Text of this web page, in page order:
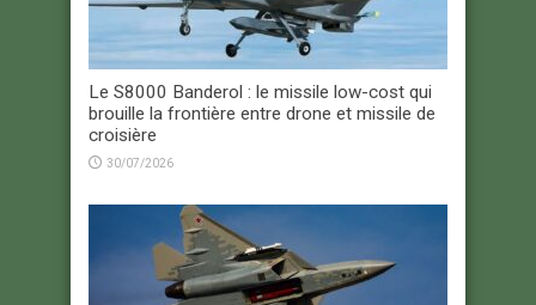
Le S8000 Banderol : le missile low-cost qui
brouille la frontière entre drone et missile de
croisière
30/07/2026